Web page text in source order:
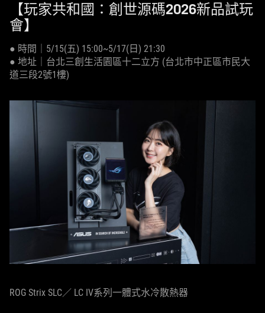
【玩家共和國：創世源碼2026新品試玩
會】
● 時間｜5/15(五) 15:00~5/17(日) 21:30
● 地址｜台北三創生活園區十二立方 (台北市中正區市民大
道三段2號1樓)
ROG Strix SLC／ LC IV系列一體式水冷散熱器